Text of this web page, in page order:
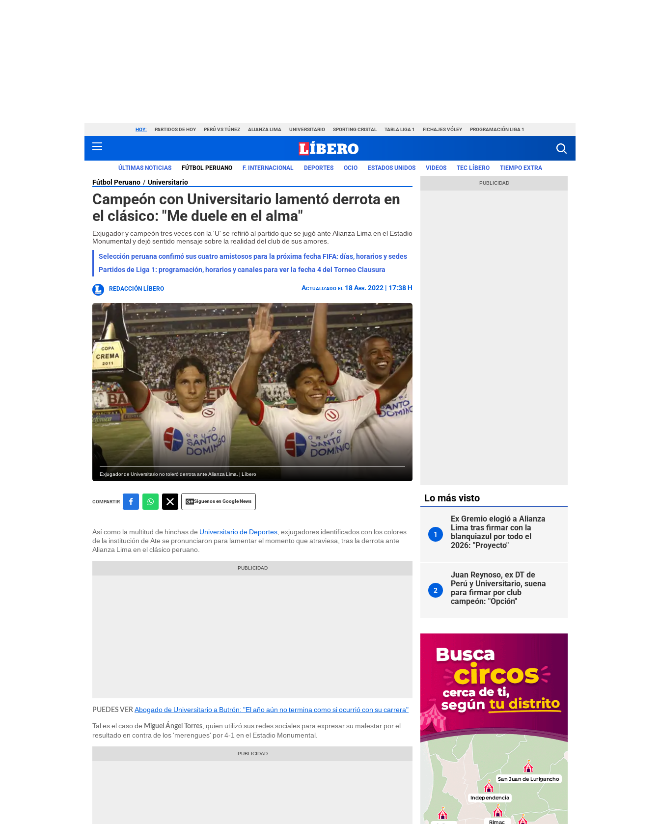
HOY: PARTIDOS DE HOY PERÚ VS TÚNEZ ALIANZA LIMA UNIVERSITARIO SPORTING CRISTAL TABLA LIGA 1 FICHAJES VÓLEY PROGRAMACIÓN LIGA 1
ÚLTIMAS NOTICIAS FÚTBOL PERUANO F. INTERNACIONAL DEPORTES OCIO ESTADOS UNIDOS VIDEOS TEC LÍBERO TIEMPO EXTRA
Fútbol Peruano Universitario
Campeón con Universitario lamentó derrota en
el clásico: "Me duele en el alma"
Exjugador y campeón tres veces con la 'U' se refirió al partido que se jugó ante Alianza Lima en el Estadio
Monumental y dejó sentido mensaje sobre la realidad del club de sus amores.
Selección peruana confimó sus cuatro amistosos para la próxima fecha FIFA: días, horarios y sedes
Partidos de Liga 1: programación, horarios y canales para ver la fecha 4 del Torneo Clausura
REDACCIÓN LÍBERO Actualizado el 18 Abr. 2022 | 17:38 H
Exjugador de Universitario no toleró derrota ante Alianza Lima. | Líbero
COMPARTIR Siguenos en Google News
Así como la multitud de hinchas de Universitario de Deportes , exjugadores identificados con los colores
de la institución de Ate se pronunciaron para lamentar el momento que atraviesa, tras la derrota ante
Alianza Lima en el clásico peruano.
PUEDES VER Abogado de Universitario a Butrón: "El año aún no termina como si ocurrió con su carrera"
Tal es el caso de Miguel Ángel Torres , quien utilizó sus redes sociales para expresar su malestar por el
resultado en contra de los 'merengues' por 4-1 en el Estadio Monumental.
Lo más visto
1
Ex Gremio elogió a Alianza
Lima tras firmar con la
blanquiazul por todo el
2026: "Proyecto"
2
Juan Reynoso, ex DT de
Perú y Universitario, suena
para firmar por club
campeón: "Opción"